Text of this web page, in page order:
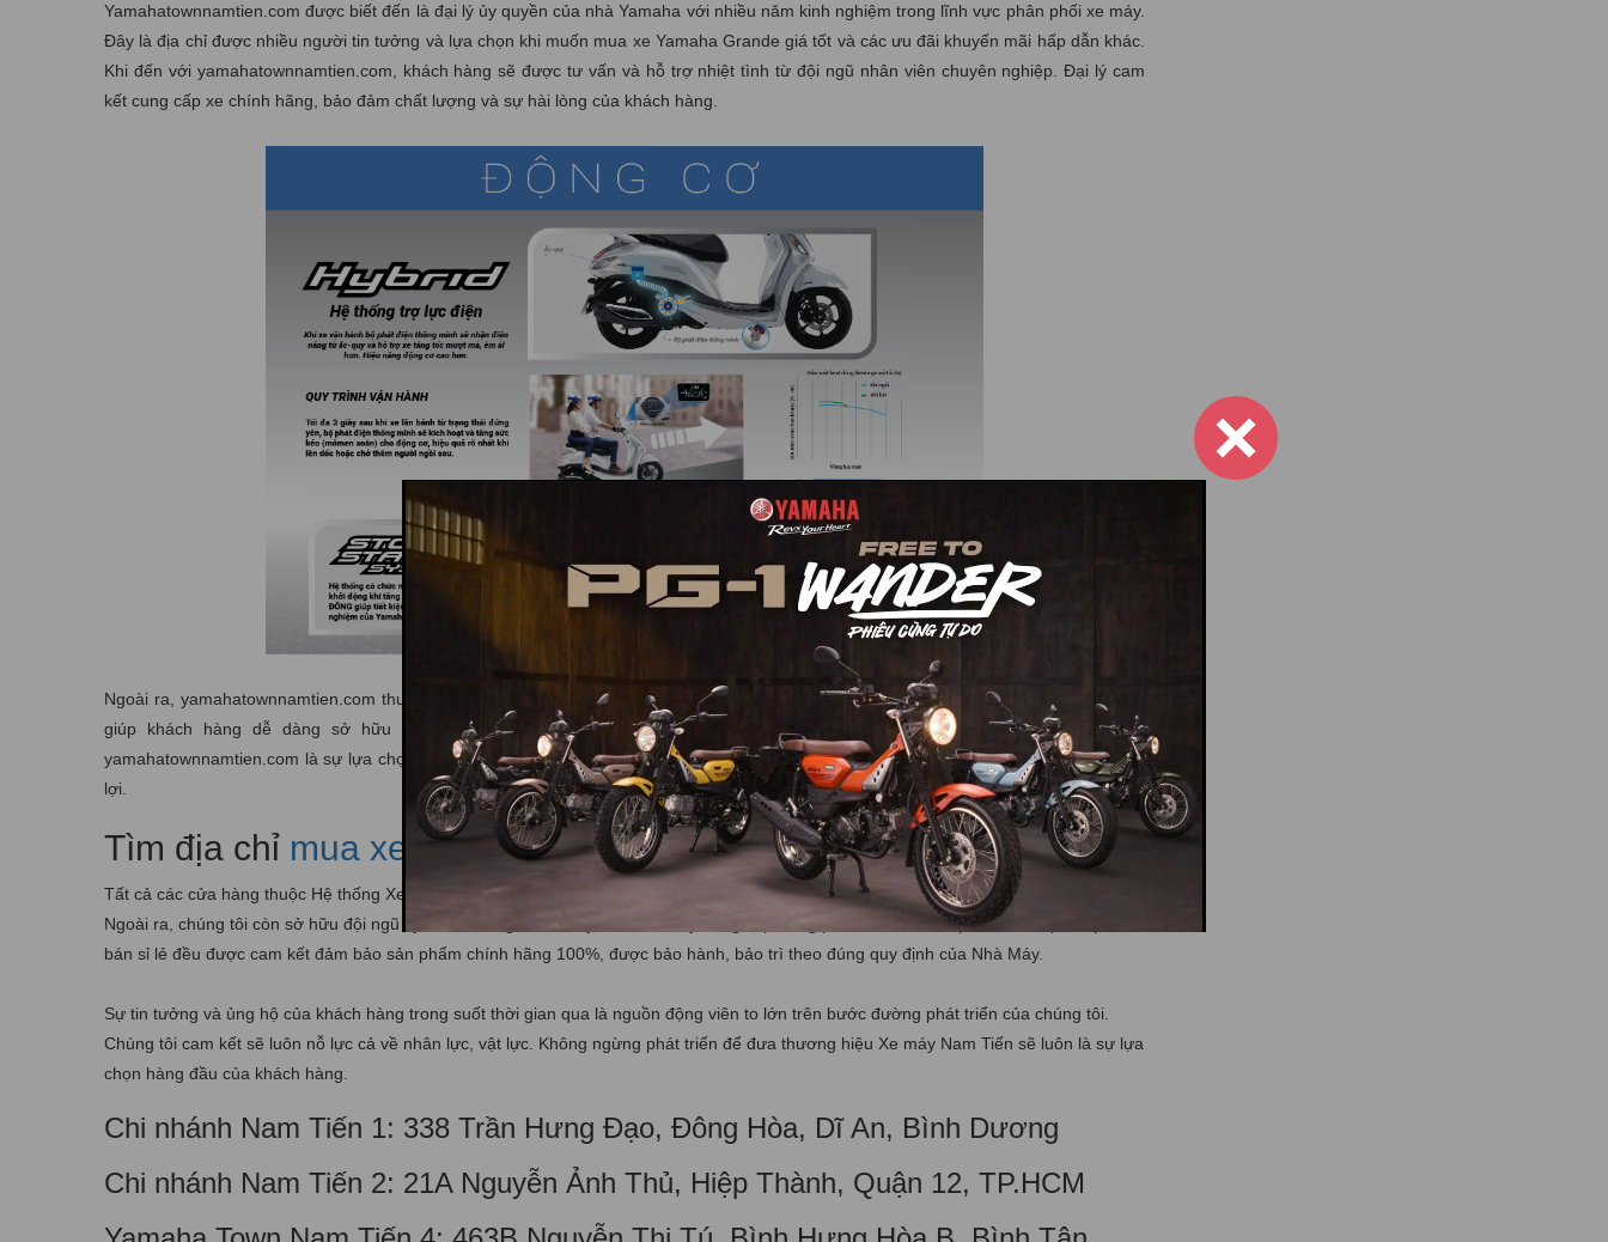
Yamahatownnamtien.com được biết đến là đại lý ủy quyền của nhà Yamaha với nhiều năm kinh nghiệm trong lĩnh vực phân phối xe máy.
Đây là địa chỉ được nhiều người tin tưởng và lựa chọn khi muốn mua xe Yamaha Grande giá tốt và các ưu đãi khuyến mãi hấp dẫn khác.
Khi đến với yamahatownnamtien.com, khách hàng sẽ được tư vấn và hỗ trợ nhiệt tình từ đội ngũ nhân viên chuyên nghiệp. Đại lý cam
kết cung cấp xe chính hãng, bảo đảm chất lượng và sự hài lòng của khách hàng.
Ngoài ra, yamahatownnamtien.com thường xuyên tổ chức các chương trình khuyến mãi, giảm giá đặc biệt và hỗ trợ trả góp linh hoạt,
giúp khách hàng dễ dàng sở hữu chiếc xe mà mình mong muốn. Với uy tín và chất lượng dịch vụ đã được khẳng định,
yamahatownnamtien.com là sự lựa chọn đáng tin cậy để mua xe máy Yamaha Grande với giá tốt và trải nghiệm mua sắm an toàn, tiện
lợi.
Tìm địa chỉ mua xe máy Yamaha Grande giá tốt
Tất cả các cửa hàng thuộc Hệ thống Xe máy Nam Tiến đều có khu vực bảo trì, sữa chữa, với những trang thiết bị hiện đại tối tân nhất.
Ngoài ra, chúng tôi còn sở hữu đội ngũ kỹ thuật viên giỏi về chuyên môn, chuyên nghiệp trong phục vụ. Các sản phẩm được phân phối
bán sỉ lẻ đều được cam kết đảm bảo sản phẩm chính hãng 100%, được bảo hành, bảo trì theo đúng quy định của Nhà Máy.
Sự tin tưởng và ủng hộ của khách hàng trong suốt thời gian qua là nguồn động viên to lớn trên bước đường phát triển của chúng tôi.
Chúng tôi cam kết sẽ luôn nỗ lực cả về nhân lực, vật lực. Không ngừng phát triển để đưa thương hiệu Xe máy Nam Tiến sẽ luôn là sự lựa
chọn hàng đầu của khách hàng.
Chi nhánh Nam Tiến 1: 338 Trần Hưng Đạo, Đông Hòa, Dĩ An, Bình Dương
Chi nhánh Nam Tiến 2: 21A Nguyễn Ảnh Thủ, Hiệp Thành, Quận 12, TP.HCM